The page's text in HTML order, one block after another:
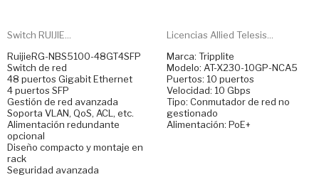
Switch RUIJIE...
RuijieRG-NBS5100-48GT4SFP
Switch de red
48 puertos Gigabit Ethernet
4 puertos SFP
Gestión de red avanzada
Soporta VLAN, QoS, ACL, etc.
Alimentación redundante
opcional
Diseño compacto y montaje en
rack
Seguridad avanzada
Licencias Allied Telesis...
Marca: Tripplite
Modelo: AT-X230-10GP-NCA5
Puertos: 10 puertos
Velocidad: 10 Gbps
Tipo: Conmutador de red no
gestionado
Alimentación: PoE+